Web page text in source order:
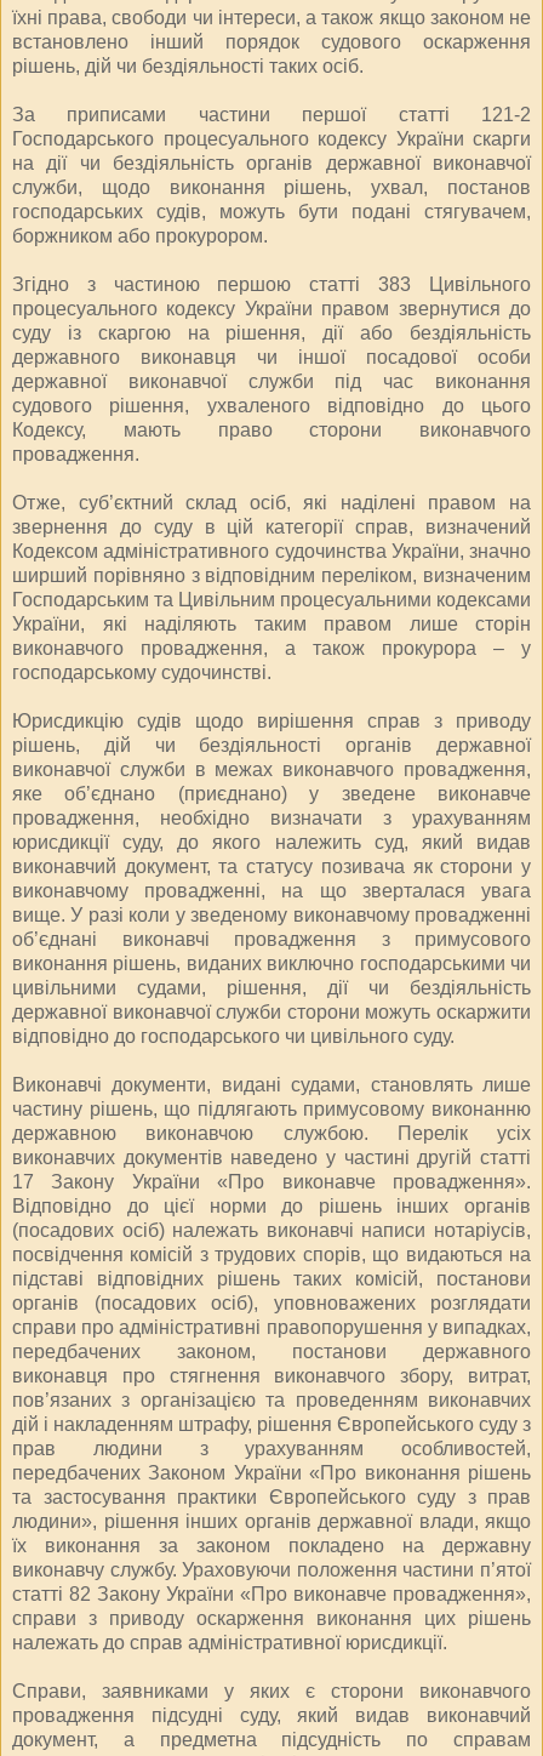
їхні права, свободи чи інтереси, а також якщо законом не
встановлено інший порядок судового оскарження
рішень, дій чи бездіяльності таких осіб.
За приписами частини першої статті 121-2
Господарського процесуального кодексу України скарги
на дії чи бездіяльність органів державної виконавчої
служби, щодо виконання рішень, ухвал, постанов
господарських судів, можуть бути подані стягувачем,
боржником або прокурором.
Згідно з частиною першою статті 383 Цивільного
процесуального кодексу України правом звернутися до
суду із скаргою на рішення, дії або бездіяльність
державного виконавця чи іншої посадової особи
державної виконавчої служби під час виконання
судового рішення, ухваленого відповідно до цього
Кодексу, мають право сторони виконавчого
провадження.
Отже, суб’єктний склад осіб, які наділені правом на
звернення до суду в цій категорії справ, визначений
Кодексом адміністративного судочинства України, значно
ширший порівняно з відповідним переліком, визначеним
Господарським та Цивільним процесуальними кодексами
України, які наділяють таким правом лише сторін
виконавчого провадження, а також прокурора – у
господарському судочинстві.
Юрисдикцію судів щодо вирішення справ з приводу
рішень, дій чи бездіяльності органів державної
виконавчої служби в межах виконавчого провадження,
яке об’єднано (приєднано) у зведене виконавче
провадження, необхідно визначати з урахуванням
юрисдикції суду, до якого належить суд, який видав
виконавчий документ, та статусу позивача як сторони у
виконавчому провадженні, на що зверталася увага
вище. У разі коли у зведеному виконавчому провадженні
об’єднані виконавчі провадження з примусового
виконання рішень, виданих виключно господарськими чи
цивільними судами, рішення, дії чи бездіяльність
державної виконавчої служби сторони можуть оскаржити
відповідно до господарського чи цивільного суду.
Виконавчі документи, видані судами, становлять лише
частину рішень, що підлягають примусовому виконанню
державною виконавчою службою. Перелік усіх
виконавчих документів наведено у частині другій статті
17 Закону України «Про виконавче провадження».
Відповідно до цієї норми до рішень інших органів
(посадових осіб) належать виконавчі написи нотаріусів,
посвідчення комісій з трудових спорів, що видаються на
підставі відповідних рішень таких комісій, постанови
органів (посадових осіб), уповноважених розглядати
справи про адміністративні правопорушення у випадках,
передбачених законом, постанови державного
виконавця про стягнення виконавчого збору, витрат,
пов’язаних з організацією та проведенням виконавчих
дій і накладенням штрафу, рішення Європейського суду з
прав людини з урахуванням особливостей,
передбачених Законом України «Про виконання рішень
та застосування практики Європейського суду з прав
людини», рішення інших органів державної влади, якщо
їх виконання за законом покладено на державну
виконавчу службу. Ураховуючи положення частини п’ятої
статті 82 Закону України «Про виконавче провадження»,
справи з приводу оскарження виконання цих рішень
належать до справ адміністративної юрисдикції.
Справи, заявниками у яких є сторони виконавчого
провадження підсудні суду, який видав виконавчий
документ, а предметна підсудність по справам